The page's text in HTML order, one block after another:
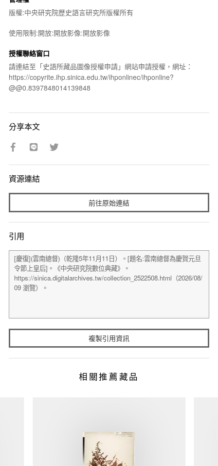
版權:中央研究院歷史語言研究所版權所有
使用限制:開放:開放影像:開放影像
授權聯絡窗口
請連結至「史語所藏品圖像授權申請」網站申請授權，網址：
https://copyrite.ihp.sinica.edu.tw/ihponlinec/ihponline?
@@0.8397848014139848
分享本文
資源連結
前往原始連結
引用
複製引用資訊
相關推薦藏品